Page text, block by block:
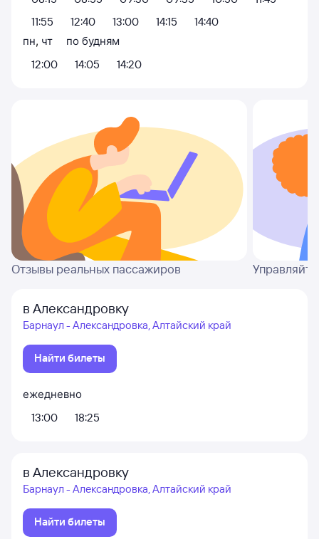
11:55
12:40 13:00 14:15
14:40
пн, чт
12:00
по будням
14:05
14:20
Отзывы реальных пассажиров
в Александровку
Барнаул - Александровка, Алтайский край
Найти билеты
ежедневно
13:00
18:25
в Александровку
Барнаул - Александровка, Алтайский край
Найти билеты